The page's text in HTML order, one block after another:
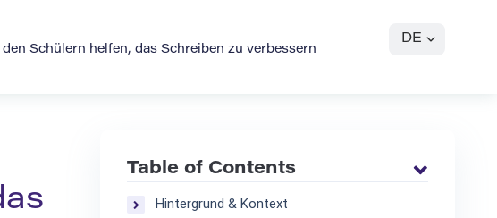
Schülern helfen, das Schreiben zu verbessern
DE
Table of Contents
Hintergrund & Kontext